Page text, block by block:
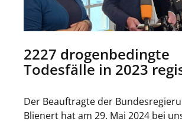
2227 drogenbedingte
Todesfälle in 2023
Der Beauftragte der
Blienert hat am 29. Mai 2024 bei